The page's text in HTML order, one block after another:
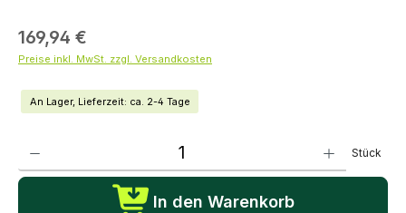
169,94 €
Preise inkl. MwSt. zzgl. Versandkosten
An Lager, Lieferzeit: ca. 2-4 Tage
Stück
In den Warenkorb